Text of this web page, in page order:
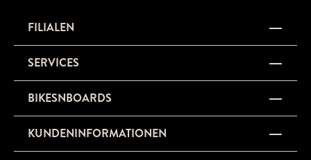
FILIALEN
SERVICES
BIKESNBOARDS
KUNDENINFORMATIONEN